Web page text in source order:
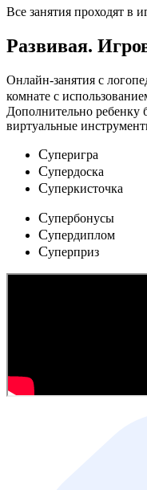
Все занятия проходят в
Развивая.
Онлайн-занятия с
комнате с
Дополнительно ребенку
виртуальные
Cуперигра
Cупердоска
Cуперкисточка
Cупербонусы
Cупердиплом
Cуперприз